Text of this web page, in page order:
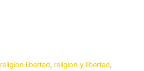
religion libertad, religion y libertad,